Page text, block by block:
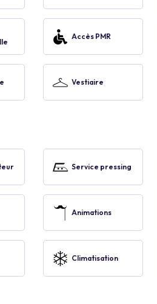
Accès PMR
Vestiaire
Service pressing
Animations
Climatisation